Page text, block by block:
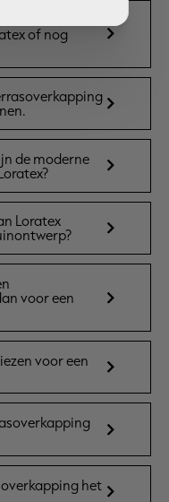
of nog
de moderne
Loratex
voor een
voor een
het